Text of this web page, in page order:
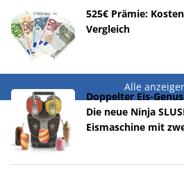
525€ Prämie:
Vergleich
Alle
Doppelter Eis-
Die neue Ninja
Eismaschine mit